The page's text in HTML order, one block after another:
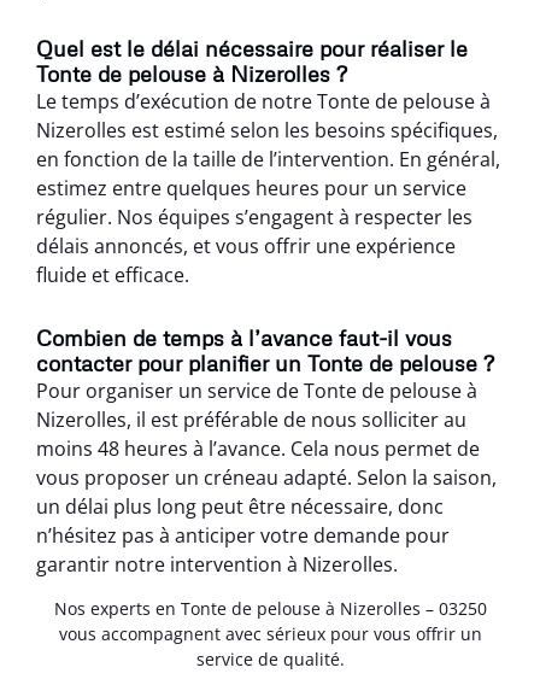
Quel est le délai nécessaire pour réaliser le
Tonte de pelouse à Nizerolles ?
Le temps d’exécution de notre Tonte de pelouse à
Nizerolles est estimé selon les besoins spécifiques,
en fonction de la taille de l’intervention. En général,
estimez entre quelques heures pour un service
régulier. Nos équipes s’engagent à respecter les
délais annoncés, et vous offrir une expérience
fluide et efficace.
Combien de temps à l’avance faut-il vous
contacter pour planifier un Tonte de pelouse ?
Pour organiser un service de Tonte de pelouse à
Nizerolles, il est préférable de nous solliciter au
moins 48 heures à l’avance. Cela nous permet de
vous proposer un créneau adapté. Selon la saison,
un délai plus long peut être nécessaire, donc
n’hésitez pas à anticiper votre demande pour
garantir notre intervention à Nizerolles.
Nos experts en Tonte de pelouse à Nizerolles – 03250
vous accompagnent avec sérieux pour vous offrir un
service de qualité.